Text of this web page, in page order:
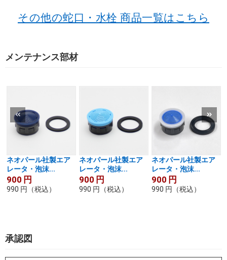
その他の蛇口・水栓 商品一覧はこちら
メンテナンス部材
ネオパール社製エア
レータ・泡沫...
900 円
990 円 （税込）
ネオパール社製エア
レータ・泡沫...
900 円
990 円 （税込）
ネオパール社製エア
レータ・泡沫...
900 円
990 円 （税込）
承認図